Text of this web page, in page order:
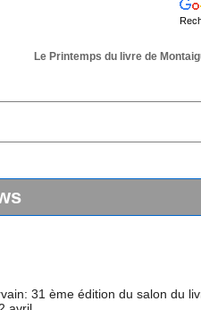
Le Printemps du livre de Montaigu
avril